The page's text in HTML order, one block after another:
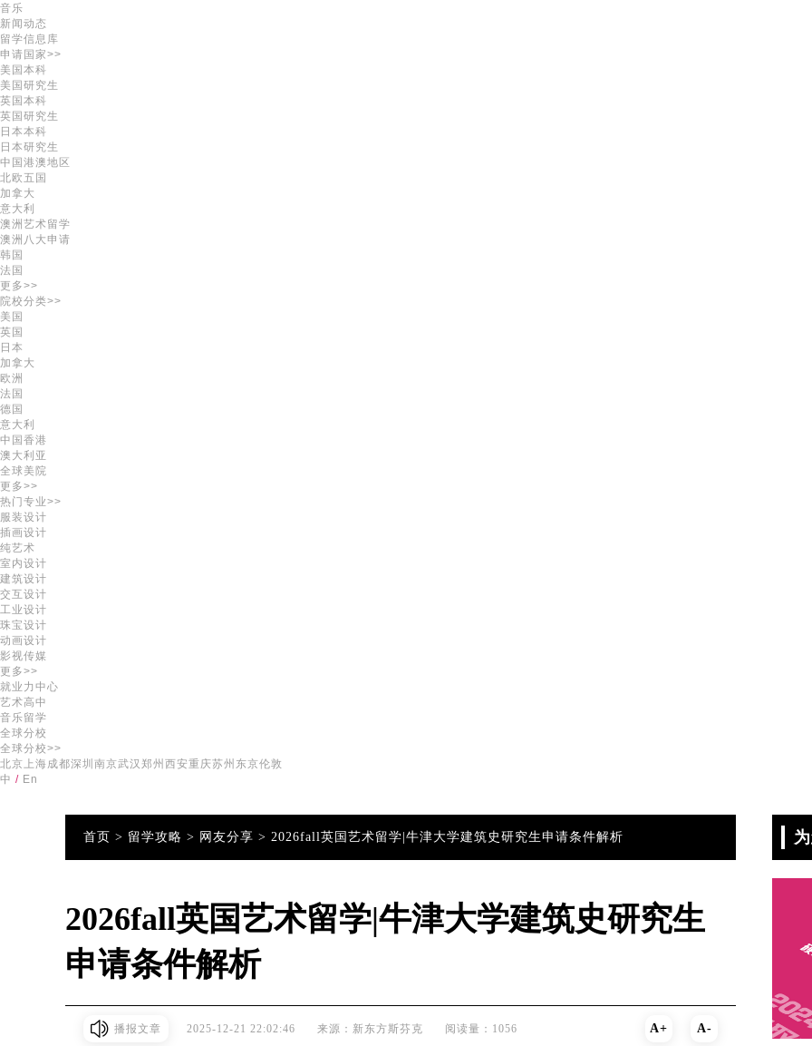
音乐
新闻动态
留学信息库
申请国家>>
美国本科
美国研究生
英国本科
英国研究生
日本本科
日本研究生
中国港澳地区
北欧五国
加拿大
意大利
澳洲艺术留学
澳洲八大申请
韩国
法国
更多>>
院校分类>>
美国
英国
日本
加拿大
欧洲
法国
德国
意大利
中国香港
澳大利亚
全球美院
更多>>
热门专业>>
服装设计
插画设计
纯艺术
室内设计
建筑设计
交互设计
工业设计
珠宝设计
动画设计
影视传媒
更多>>
就业力中心
艺术高中
音乐留学
全球分校
全球分校>>
北京 上海成都深圳 南京武汉 郑州 西安重庆苏州 东京伦敦
中 / En
首页 > 留学攻略 > 网友分享 > 2026fall英国艺术留学|牛津大学建筑史研究生申请条件解析
2026fall英国艺术留学|牛津大学建筑史研究生
申请条件解析
播报文章 2025-12-21 22:02:46 来源：新东方斯芬克 阅读量：1056 A+ A-